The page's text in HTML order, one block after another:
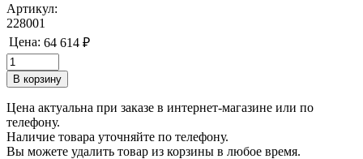
Артикул:
228001
Цена: 64 614 ₽
Цена актуальна при заказе в интернет-магазине или по
телефону.
Наличие товара уточняйте по телефону.
Вы можете удалить товар из корзины в любое время.